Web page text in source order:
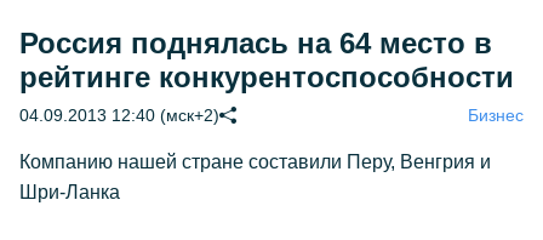
Россия поднялась на 64 место в
рейтинге конкурентоспособности
04.09.2013 12:40 (мск+2) Бизнес
Компанию нашей стране составили Перу, Венгрия и
Шри-Ланка